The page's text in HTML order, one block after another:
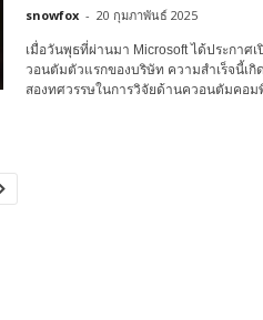
snowfox - 20 กุมภาพันธ์ 2025
เมื่อวันพุธที่ผ่านมา Microsoft ได้ประกาศ
วอนตัมตัวแรกของบริษัท ความสำเร็จนี้เกิ
สองทศวรรษในการวิจัยด้านควอนตัมคอม